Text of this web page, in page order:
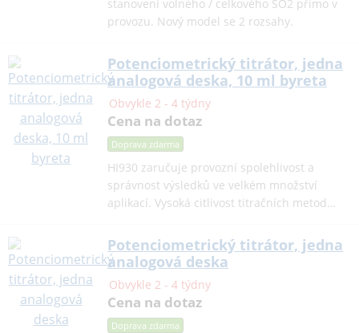
stanovení volného / celkového SO2 přímo v
provozu. Nový model se 2 rozsahy.
Potenciometrický titrátor, jedna
analogová deska, 10 ml byreta
Obvykle 2 - 4 týdny
Cena na dotaz
Doprava zdarma
HI930 zaručuje provozní spolehlivost a
správnost výsledků ve velkém množství
aplikací. Vysoká citlivost titračních metod…
Potenciometrický titrátor, jedna
analogová deska
Obvykle 2 - 4 týdny
Cena na dotaz
Doprava zdarma